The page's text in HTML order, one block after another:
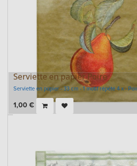
Serviette en papier Poire
Serviette en papier - 33 cm - 1 motif répété 4 x -
1,00 €